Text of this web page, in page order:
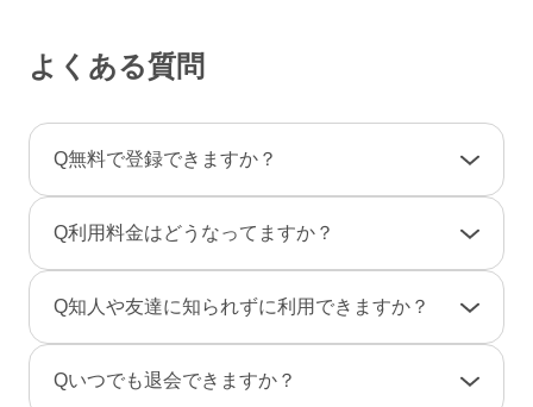
よくある質問
Q無料で登録できますか？
さい。
です。そのため、弊社からお客様へ料金の請求
や督促のご連絡が届くことはありません。
Q利用料金はどうなってますか？
一部のコンテンツの利用はコイン（有料）が必
Q知人や友達に知られずに利用できますか？
のニックネームで、プロフ画像を登録しない状
Qいつでも退会できますか？